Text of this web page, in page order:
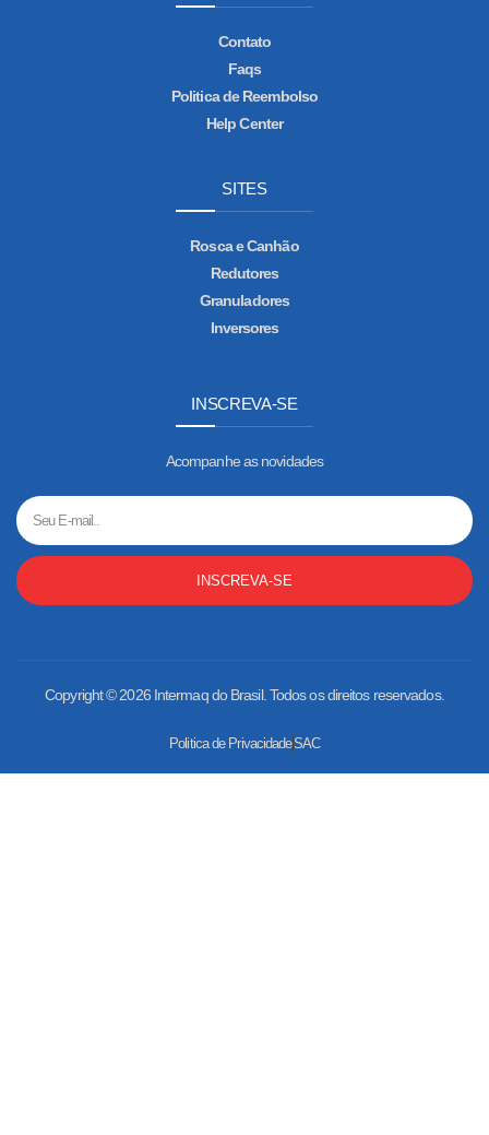
Contato
Faqs
Politica de Reembolso
Help Center
SITES
Rosca e Canhão
Redutores
Granuladores
Inversores
INSCREVA-SE
Acompanhe as novidades
INSCREVA-SE
Copyright © 2026 Intermaq do Brasil. Todos os direitos reservados.
Politica de PrivacidadeSAC